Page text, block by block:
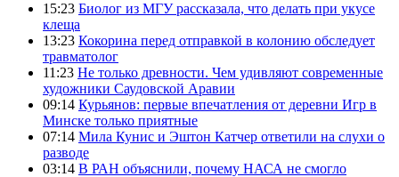
15:23 Биолог из МГУ рассказала, что делать при укусе
клеща
13:23 Кокорина перед отправкой в колонию обследует
травматолог
11:23 Не только древности. Чем удивляют современные
художники Саудовской Аравии
09:14 Курьянов: первые впечатления от деревни Игр в
Минске только приятные
07:14 Мила Кунис и Эштон Катчер ответили на слухи о
разводе
03:14 В РАН объяснили, почему НАСА не смогло